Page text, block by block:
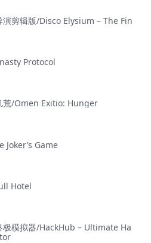
演剪辑版/Disco Elysium – The Fin
Protocol
荒/Omen Exitio: Hunger
Joker’s Game
Hotel
极模拟器/HackHub – Ultimate Ha